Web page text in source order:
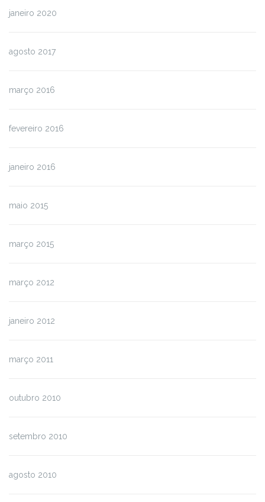
janeiro 2020
agosto 2017
março 2016
fevereiro 2016
janeiro 2016
maio 2015
março 2015
março 2012
janeiro 2012
março 2011
outubro 2010
setembro 2010
agosto 2010